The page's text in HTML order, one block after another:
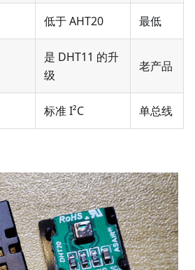
低于 AHT20 最低
是 DHT11 的升
级
老产品
标准 I²C 单总线